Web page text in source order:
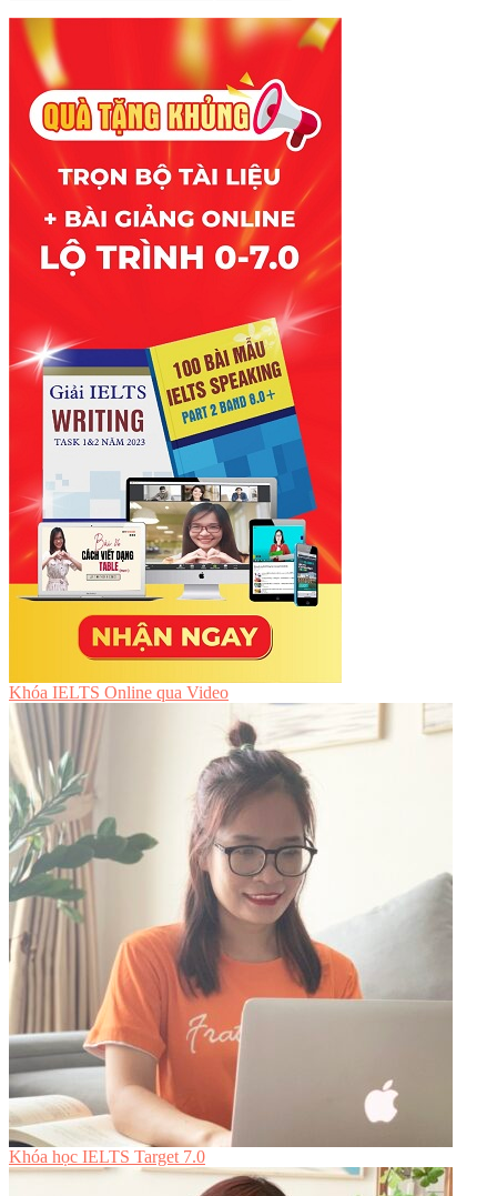
Khóa IELTS Online qua Video
Khóa học IELTS Target 7.0